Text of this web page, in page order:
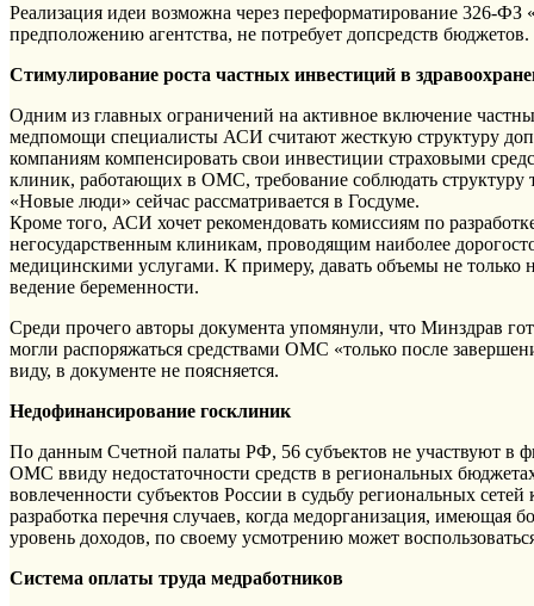
Реализация идеи возможна через переформатирование
предположению агентства, не потребует допсредств бюджетов.
Стимулирование роста частных инвестиций в
Одним из главных ограничений на активное включение
медпомощи специалисты АСИ считают жесткую структуру
компаниям компенсировать свои инвестиции страховыми
клиник, работающих в ОМС, требование соблюдать
«Новые люди» сейчас рассматривается в Госдуме.
Кроме того, АСИ хочет рекомендовать комиссиям по
негосударственным клиникам, проводящим наиболее
медицинскими услугами. К примеру, давать объемы не
ведение беременности.
Среди прочего авторы документа упомянули, что Минздрав
могли распоряжаться средствами ОМС «только после
виду, в документе не поясняется.
Недофинансирование госклиник
По данным Счетной палаты РФ, 56 субъектов не участвуют в
ОМС ввиду недостаточности средств в региональных
вовлеченности субъектов России в судьбу региональных
разработка перечня случаев, когда медорганизация,
уровень доходов, по своему усмотрению может
Система оплаты труда медработников